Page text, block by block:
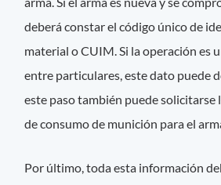
deberá constar el código único de
material o CUIM. Si la operación es
entre particulares, este dato puede
este paso también puede
de consumo de munición para el
Por último, toda esta información